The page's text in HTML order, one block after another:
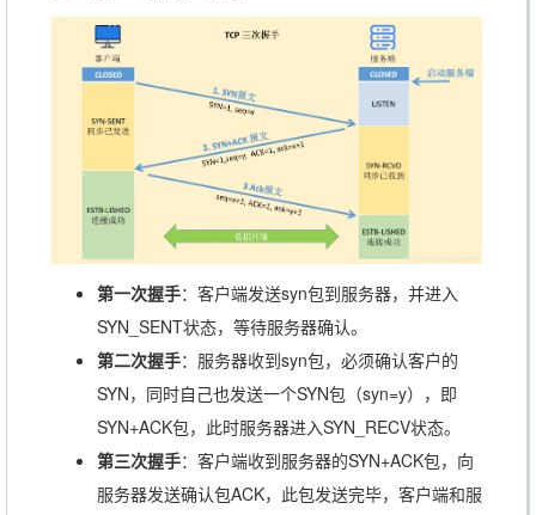
第一次握手：客户端发送syn包到服务器，并进入
SYN_SENT状态，等待服务器确认。
第二次握手：服务器收到syn包，必须确认客户的
SYN，同时自己也发送一个SYN包（syn=y），即
SYN+ACK包，此时服务器进入SYN_RECV状态。
第三次握手：客户端收到服务器的SYN+ACK包，向
服务器发送确认包ACK，此包发送完毕，客户端和服